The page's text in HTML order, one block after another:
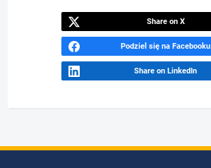
Share on X
Podziel się na Facebooku
Share on LinkedIn